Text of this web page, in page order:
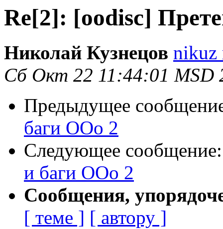
Re[2]: [oodisc]
Николай Кузнецов nikuz
Сб Окт 22 11:44:01 MSD
Предыдущее
баги ООо 2
Следующее
и баги ООо 2
Сообщения,
[ теме ] [ автору ]